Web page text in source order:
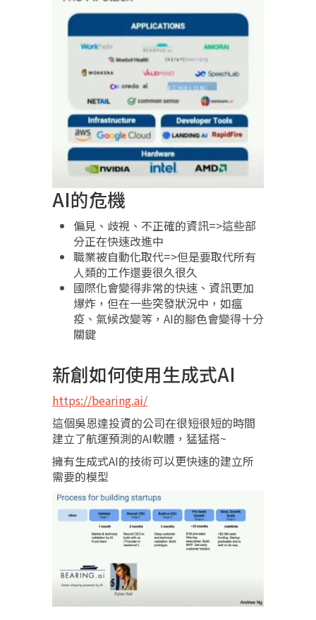
AI的危機
偏見、歧視、不正確的資訊=>這些部
分正在快速改進中
職業被自動化取代=>但是要取代所有
人類的工作還要很久很久
國際化會變得非常的快速、資訊更加
爆炸，但在一些突發狀況中，如瘟
疫、氣候改變等，AI的腳色會變得十分
關鍵
新創如何使用生成式AI
https://bearing.ai/
這個吳恩達投資的公司在很短很短的時間
建立了航運預測的AI軟體，猛猛搭~
擁有生成式AI的技術可以更快速的建立所
需要的模型